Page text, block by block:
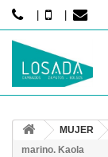
MUJER
marino. Kaola